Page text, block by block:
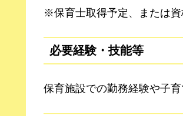
※保育士取得予定、または
必要経験・技能等
保育施設での勤務経験や子